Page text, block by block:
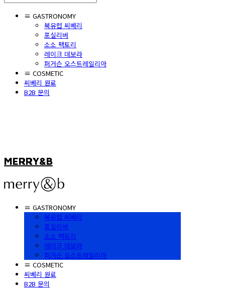
≡ GASTRONOMY
북유럽 씨베리
포실리버
소소 팩토리
레이크 데보라
퍼거슨 오스트레일리아
≡ COSMETIC
씨베리 원료
B2B 문의
MERRY&B
≡ GASTRONOMY
북유럽 씨베리
포실리버
소소 팩토리
레이크 데보라
퍼거슨 오스트레일리아
≡ COSMETIC
씨베리 원료
B2B 문의